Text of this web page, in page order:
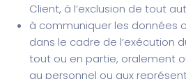
Client, à l’exclusion de tout
à communiquer les données
dans le cadre de l’exécution
tout ou en partie, oralement
au personnel ou aux